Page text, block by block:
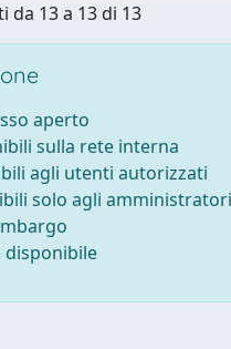
13 a 13 di 13
aperto
sulla rete interna
agli utenti autorizzati
solo agli amministratori
disponibile